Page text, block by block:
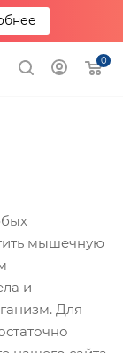
0
мышечную
и
Для